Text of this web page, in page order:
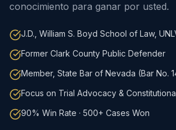
conocimiento para ganar por usted.
J.D., William S. Boyd School of Law,
Former Clark County Public Defender
Member, State Bar of Nevada (Bar No.
Focus on Trial Advocacy &
90% Win Rate · 500+ Cases Won